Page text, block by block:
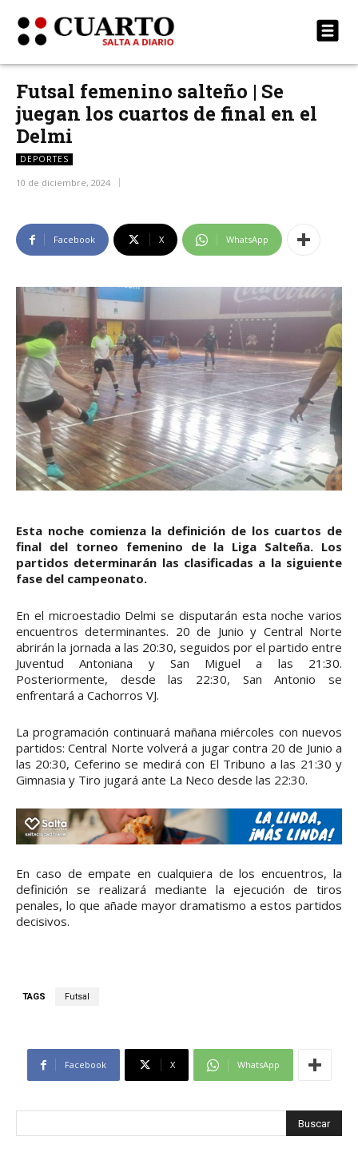
Futsal femenino salteño | Se
juegan los cuartos de final en el
Delmi
DEPORTES
10 de diciembre, 2024
Facebook X WhatsApp
Esta noche comienza la definición de los cuartos de
final del torneo femenino de la Liga Salteña. Los
partidos determinarán las clasificadas a la siguiente
fase del campeonato.
En el microestadio Delmi se disputarán esta noche varios
encuentros determinantes. 20 de Junio y Central Norte
abrirán la jornada a las 20:30, seguidos por el partido entre
Juventud Antoniana y San Miguel a las 21:30.
Posteriormente, desde las 22:30, San Antonio se
enfrentará a Cachorros VJ.
La programación continuará mañana miércoles con nuevos
partidos: Central Norte volverá a jugar contra 20 de Junio a
las 20:30, Ceferino se medirá con El Tribuno a las 21:30 y
Gimnasia y Tiro jugará ante La Neco desde las 22:30.
En caso de empate en cualquiera de los encuentros, la
definición se realizará mediante la ejecución de tiros
penales, lo que añade mayor dramatismo a estos partidos
decisivos.
TAGS Futsal
Facebook X WhatsApp